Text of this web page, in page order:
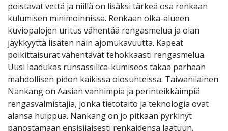
poistavat vettä ja niillä on lisäksi tärkeä osa renkaan
kulumisen minimoinnissa. Renkaan olka-alueen
kuviopalojen uritus vähentää rengasmelua ja olan
jäykkyyttä lisäten näin ajomukavuutta. Kapeat
poikittaisurat vähentävät tehokkaasti rengasmelua.
Uusi laadukas runsassilica-kumiseos takaa parhaan
mahdollisen pidon kaikissa olosuhteissa. Taiwanilainen
Nankang on Aasian vanhimpia ja perinteikkäimpiä
rengasvalmistajia, jonka tietotaito ja teknologia ovat
alansa huippua. Nankang on jo pitkään pyrkinyt
panostamaan ensisijaisesti renkaidensa laatuun,